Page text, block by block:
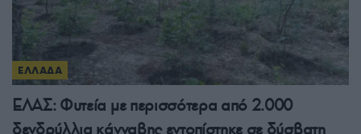
ΕΛΛΑΔΑ
ΕΛΑΣ: Φυτεία με περισσότερα από 2.000
δενδρύλλια κάνναβης εντοπίστηκε σε δύσβατη